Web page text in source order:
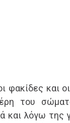
φακίδες και
του
και λόγω της